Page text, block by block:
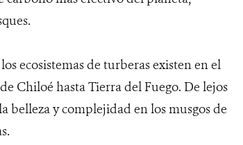
ecosistemas de turberas existen en el
Chiloé hasta Tierra del Fuego. De lejos
belleza y complejidad en los musgos de